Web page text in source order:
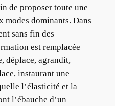
de proposer toute une
modes dominants. Dans
sans fin des
est remplacée
déplace, agrandit,
instaurant une
l’élasticité et la
l’ébauche d’un